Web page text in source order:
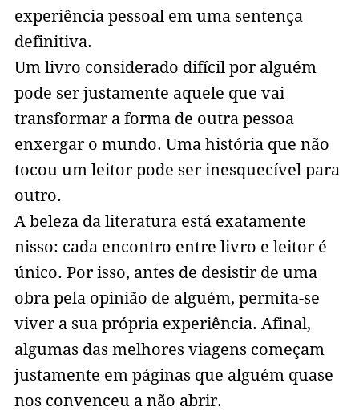
experiência pessoal em uma sentença
definitiva.
Um livro considerado difícil por alguém
pode ser justamente aquele que vai
transformar a forma de outra pessoa
enxergar o mundo. Uma história que não
tocou um leitor pode ser inesquecível para
outro.
A beleza da literatura está exatamente
nisso: cada encontro entre livro e leitor é
único. Por isso, antes de desistir de uma
obra pela opinião de alguém, permita-se
viver a sua própria experiência. Afinal,
algumas das melhores viagens começam
justamente em páginas que alguém quase
nos convenceu a não abrir.